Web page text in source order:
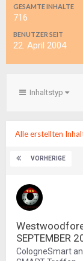
GESAMTE INHALTE
716
BENUTZER SEIT
22. April 2004
Inhaltstyp
Alle erstellten
VORHERIGE
SEPTEMBER
CologneSmart